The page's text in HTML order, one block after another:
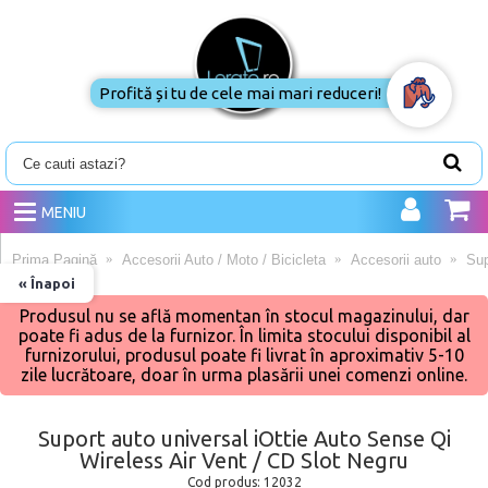
MENIU
« Înapoi
Prima Pagină Accesorii Auto / Moto / Bicicleta Accesorii auto
Produsul nu se află momentan în stocul magazinului, dar
poate fi adus de la furnizor. În limita stocului disponibil al
furnizorului, produsul poate fi livrat în aproximativ 5-10
zile lucrătoare, doar în urma plasării unei comenzi online.
Suport auto universal iOttie Auto Sense Qi
Wireless Air Vent / CD Slot Negru
Cod produs: 12032
Profită și tu de cele mai mari reduceri!